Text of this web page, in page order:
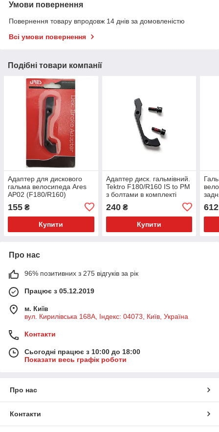
Умови повернення
Повернення товару впродовж 14 днів за домовленістю
Всі умови повернення
Подібні товари компанії
Адаптер для дискового
гальма велосипеда Ares
AP02 (F180/R160)
155 ₴
Купити
Адаптер диск. гальмівний.
Tektro F180/R160 IS to PM
з болтами в комплекті
240₴
Купити
612
Про нас
96% позитивних з 275 відгуків за рік
Працює з 05.12.2019
м. Київ
вул. Кирилівська 168A, Індекс: 04073, Київ, Україна
Контакти
Сьогодні працює з 10:00 до 18:00
Показати весь графік роботи
Про нас
Контакти